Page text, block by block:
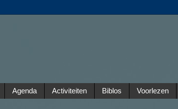
Agenda Activiteiten Biblos Voorlezen